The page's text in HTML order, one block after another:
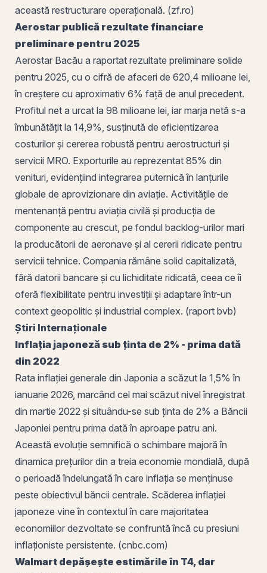
această restructurare operațională. (zf.ro)
Aerostar publică rezultate financiare
preliminare pentru 2025
Aerostar Bacău a raportat rezultate preliminare solide
pentru 2025, cu o cifră de afaceri de 620,4 milioane lei,
în creștere cu aproximativ 6% față de anul precedent.
Profitul net a urcat la 98 milioane lei, iar marja netă s-a
îmbunătățit la 14,9%, susținută de eficientizarea
costurilor și cererea robustă pentru aerostructuri și
servicii MRO. Exporturile au reprezentat 85% din
venituri, evidențiind integrarea puternică în lanțurile
globale de aprovizionare din aviație. Activitățile de
mentenanță pentru aviația civilă și producția de
componente au crescut, pe fondul backlog-urilor mari
la producătorii de aeronave și al cererii ridicate pentru
servicii tehnice. Compania rămâne solid capitalizată,
fără datorii bancare și cu lichiditate ridicată, ceea ce îi
oferă flexibilitate pentru investiții și adaptare într-un
context geopolitic și industrial complex. (raport bvb)
Știri Internaționale
Inflația japoneză sub ținta de 2% - prima dată
din 2022
Rata inflației generale din Japonia a scăzut la 1,5% în
ianuarie 2026, marcând cel mai scăzut nivel înregistrat
din martie 2022 și situându-se sub ținta de 2% a Băncii
Japoniei pentru prima dată în aproape patru ani.
Această evoluție semnifică o schimbare majoră în
dinamica prețurilor din a treia economie mondială, după
o perioadă îndelungată în care inflația se menținuse
peste obiectivul băncii centrale. Scăderea inflației
japoneze vine în contextul în care majoritatea
economiilor dezvoltate se confruntă încă cu presiuni
inflaționiste persistente. (cnbc.com)
Walmart depășește estimările în T4, dar